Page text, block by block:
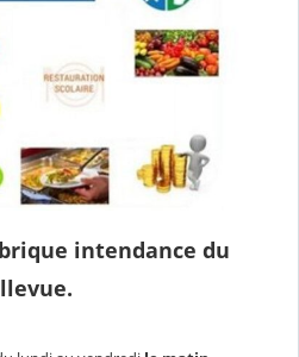
intendance du